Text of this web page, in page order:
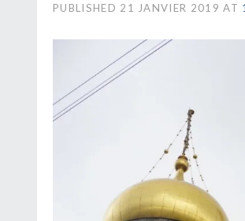
PUBLISHED 21 JANVIER 2019 AT